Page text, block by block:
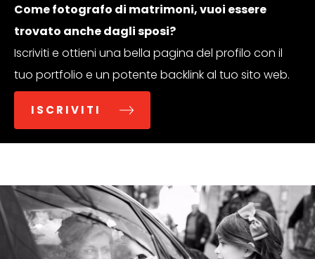
Come fotografo di matrimoni, vuoi essere
trovato anche dagli sposi?
Iscriviti e ottieni una bella pagina del profilo con il
tuo portfolio e un potente backlink al tuo sito web.
ISCRIVITI